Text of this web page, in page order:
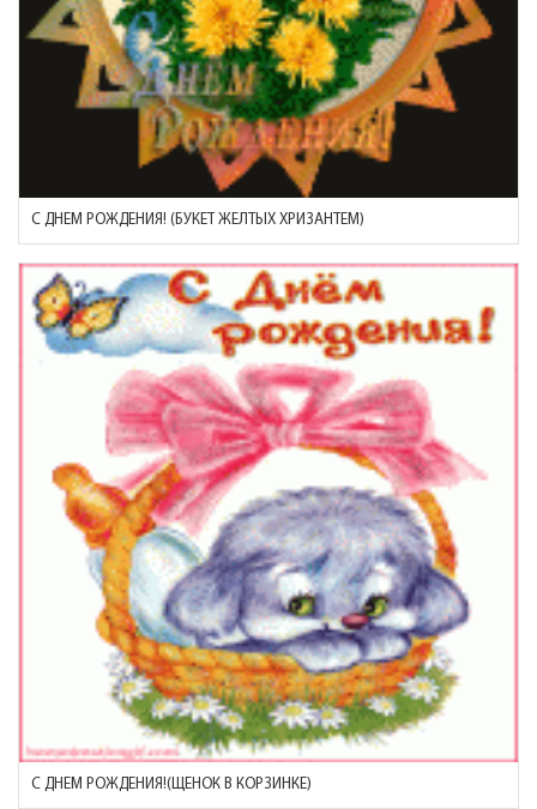
С ДНЕМ РОЖДЕНИЯ! (БУКЕТ ЖЕЛТЫХ ХРИЗАНТЕМ)
С ДНЕМ РОЖДЕНИЯ!(ЩЕНОК В КОРЗИНКЕ)